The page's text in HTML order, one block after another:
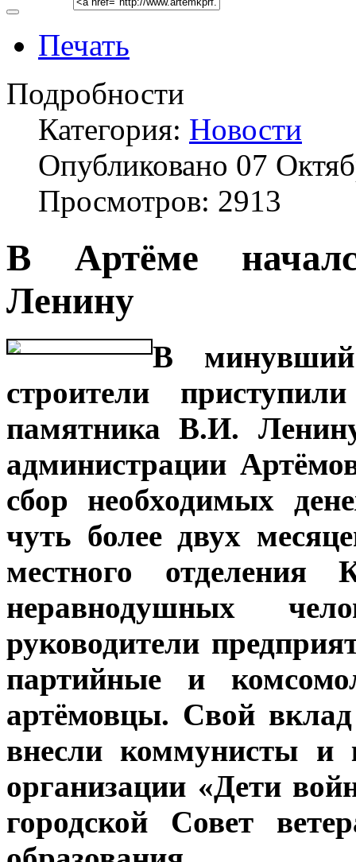
Печать
Подробности
Категория: Новости
Опубликовано 07
Просмотров: 2913
В Артёме
Ленину
В минувший
строители
памятника В.И.
администрации
сбор необходимых
чуть более двух
местного
неравнодушных
руководители
партийные и
артёмовцы. Свой
внесли коммунисты и
организации «Дети
городской Совет